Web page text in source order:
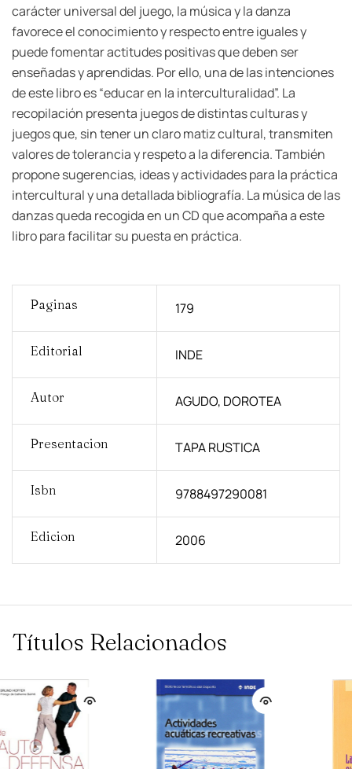
carácter universal del juego, la música y la danza
favorece el conocimiento y respecto entre iguales y
puede fomentar actitudes positivas que deben ser
enseñadas y aprendidas. Por ello, una de las intenciones
de este libro es “educar en la interculturalidad”. La
recopilación presenta juegos de distintas culturas y
juegos que, sin tener un claro matiz cultural, transmiten
valores de tolerancia y respeto a la diferencia. También
propone sugerencias, ideas y actividades para la práctica
intercultural y una detallada bibliografía. La música de las
danzas queda recogida en un CD que acompaña a este
libro para facilitar su puesta en práctica.
Paginas 179
Editorial INDE
Autor AGUDO, DOROTEA
Presentacion TAPA RUSTICA
Isbn 9788497290081
Edicion 2006
Títulos Relacionados